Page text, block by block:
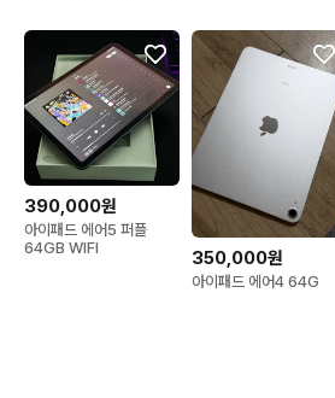
390,000원
아이패드 에어5 퍼플
64GB WIFI
350,000원
아이패드 에어4 64G